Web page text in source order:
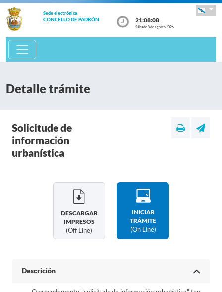
Sede electrónica
CONCELLO DE PADRÓN 21:08:08
Sábado 8 de agosto 2026
Detalle trámite
Solicitude de
información
urbanística
DESCARGAR
IMPRESOS
(off Line)
INICIAR
TRÁMITE
(on Line)
Descrición